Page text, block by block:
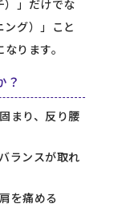
）」だけでな
グ）」こと
ります。
？
まり、反り腰
ランスが取れ
を痛める